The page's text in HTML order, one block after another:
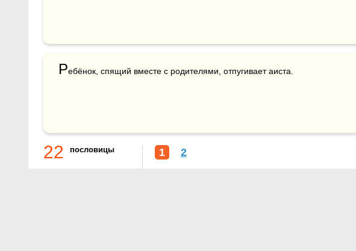
Ребёнок, спящий вместе с родителями, отпугивает аиста.
22 пословицы 1 2